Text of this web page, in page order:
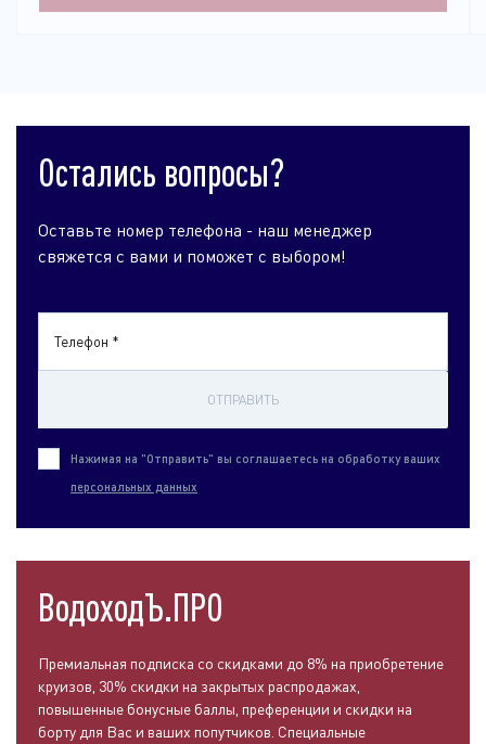
Остались вопросы?
Оставьте номер телефона - наш менеджер
свяжется с вами и поможет с выбором!
Телефон *
ОТПРАВИТЬ
Нажимая на "Отправить" вы соглашаетесь на обработку ваших
персональных данных
ВодоходЪ.ПРО
Премиальная подписка со скидками до 8% на приобретение
круизов, 30% скидки на закрытых распродажах,
повышенные бонусные баллы, преференции и скидки на
борту для Вас и ваших попутчиков. Специальные